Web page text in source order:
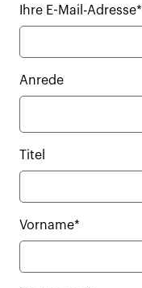
Ihre E-Mail-Adresse*
Anrede
Titel
Vorname*